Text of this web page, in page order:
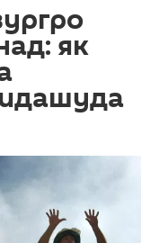
як